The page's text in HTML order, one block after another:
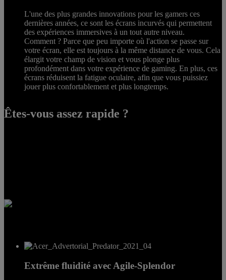
L'une des plus grandes innovations pour les gamers ces
dernières années, ce sont les écrans incurvés qui permettent
des expériences immersives à un tout autre niveau.
Comment ? Parce que peu importe où l'action se passe sur
votre écran, elle est toujours à la même distance de vous. Cela
élargit votre champ de vision et vous plonge plus
profondément dans votre expérience de gaming. En plus, ces
écrans réduisent la fatigue oculaire, afin que vous puissiez
jouer plus confortablement et plus longtemps.
Êtes-vous assez rapide ?
Extrême fluidité avec Agile-Splendor